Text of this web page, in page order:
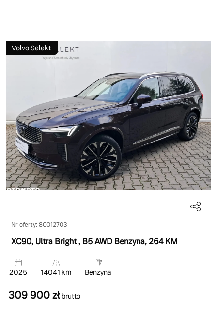
Volvo Selekt
Nr oferty: 80012703
XC90, Ultra Bright, B5 AWD Benzyna, 264 KM
2025 14041 km Benzyna
309 900 zł brutto